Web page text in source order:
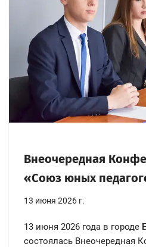
Внеочередная
«Союз юных
13 июня 2026 г.
13 июня 2026 года в городе
состоялась Внеочередная